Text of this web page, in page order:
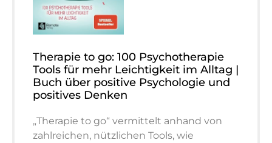
Therapie to go: 100 Psychotherapie
Tools für mehr Leichtigkeit im Alltag |
Buch über positive Psychologie und
positives Denken
„Therapie to go“ vermittelt anhand von
zahlreichen, nützlichen Tools, wie